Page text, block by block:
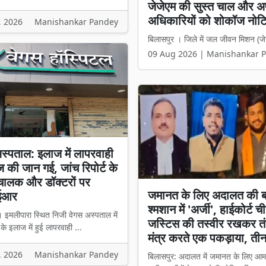
2026 Manishankar Pandey
इलाज में लापरवाही
की जान गई, जांच रिपोर्ट के
और डॉक्टरों पर
इमलीपारा स्थित निजी वेगस अस्पताल में
इलाज में हुई लापरवाही ...
2026 Manishankar Pandey
25 करोड़ का फंड और 3
लैब फाइलों में अटकी, सिर्फ
रायपुर | नवा रायपुर में प्रदेश की
09 Aug 2026 | Manishankar
जमानत के लिए अदालत की
श्मशान में 'अर्जी', हाईकोर्ट
जस्टिस की तस्वीर रखकर
मंत्र करते एक पकड़ाया,
बिलासपुर: अदालत में जमानत के लिए